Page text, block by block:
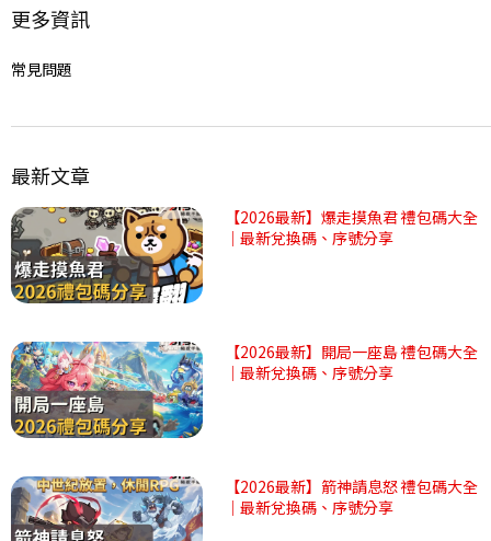
更多資訊
常見問題
最新文章
【2026最新】爆走摸魚君 禮包碼大全
｜最新兌換碼、序號分享
【2026最新】開局一座島 禮包碼大全
｜最新兌換碼、序號分享
【2026最新】箭神請息怒 禮包碼大全
｜最新兌換碼、序號分享